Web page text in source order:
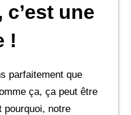
une
!
parfaitement que
ça, ça peut être
pourquoi, notre